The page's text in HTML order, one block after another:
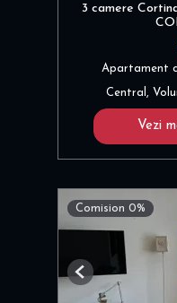
3 camere
Apartament
Central,
Vezi
Comision 0%
Previous